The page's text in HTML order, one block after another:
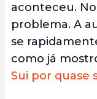
aconteceu.
problema. A
se
como já
Sui por quase